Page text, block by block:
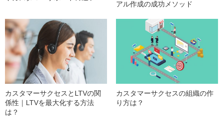
アル作成の成功メソッド
カスタマーサクセスとLTVの関
係性｜LTVを最大化する方法
は？
カスタマーサクセスの組織の作
り方は？